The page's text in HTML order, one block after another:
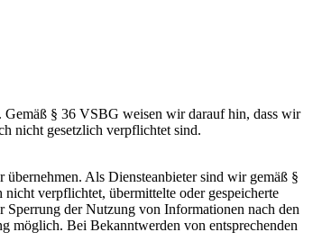
Gemäß § 36 VSBG weisen wir darauf hin, dass wir
nicht gesetzlich verpflichtet sind.
Als Diensteanbieter sind wir gemäß §
verpflichtet, übermittelte oder gespeicherte
der Nutzung von Informationen nach den
möglich. Bei Bekanntwerden von entsprechenden